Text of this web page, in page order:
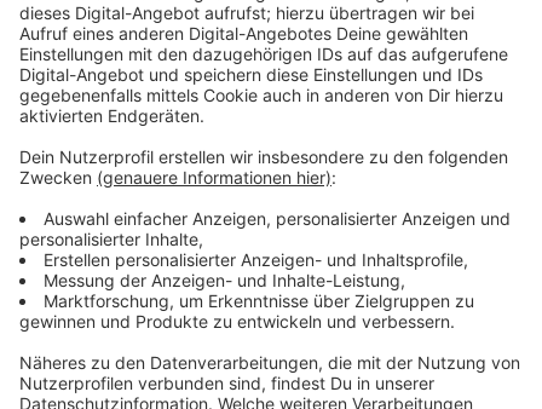
Detlef Neuß.
"Das wäre ausgesprochen fatal. Dann hätten wir
nach dieser sicherlich dann günstigen Aktion
den ÖPNV zu bekommen."
Unklar ist auch noch, wann alle Entlastungen in Kraft
treten. Denn viele Vereinbarungen müssen noch
Bundestag und Bundesrat passieren.